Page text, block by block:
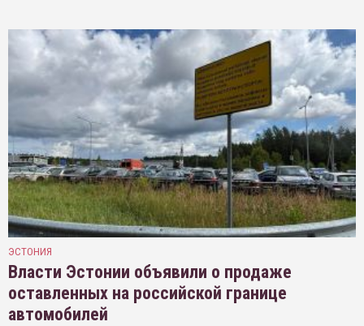
ЭСТОНИЯ
Власти Эстонии объявили о продаже
оставленных на российской границе
автомобилей